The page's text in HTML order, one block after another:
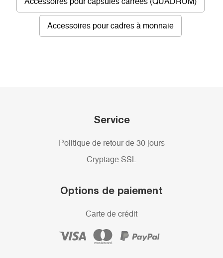
Accessoires pour cadres à monnaie
Service
Politique de retour de 30 jours
Cryptage SSL
Options de paiement
Carte de crédit